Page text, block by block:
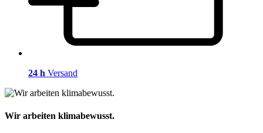
24 h Versand
Wir arbeiten klimabewusst.